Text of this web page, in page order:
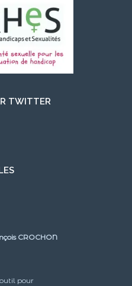
TWITTER
CROCHON
pour